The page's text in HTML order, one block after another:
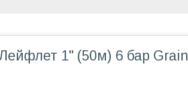
1" (50м) 6 бар Grain